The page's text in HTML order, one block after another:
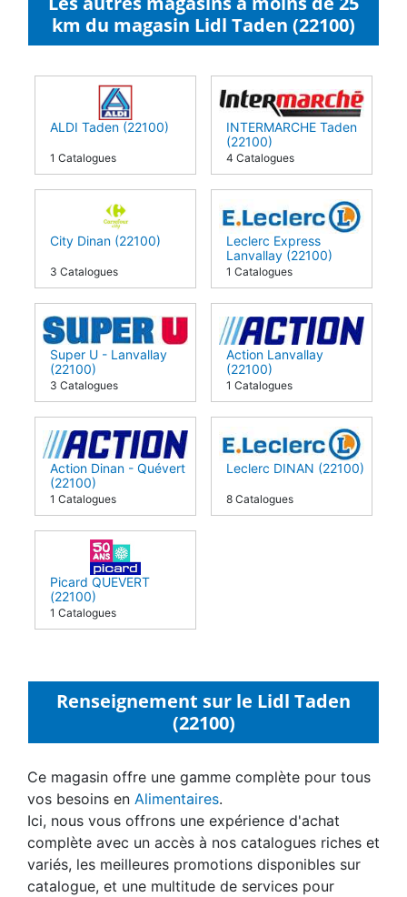
km du magasin Lidl Taden (22100)
ALDI Taden (22100)
1 Catalogues
INTERMARCHE Taden
(22100)
4 Catalogues
City Dinan (22100)
3 Catalogues
Leclerc Express
Lanvallay (22100)
1 Catalogues
Super U - Lanvallay
(22100)
3 Catalogues
Action Lanvallay
(22100)
1 Catalogues
Action Dinan - Quévert
(22100)
1 Catalogues
Leclerc DINAN (22100)
8 Catalogues
Picard QUEVERT
(22100)
1 Catalogues
Renseignement sur le Lidl Taden
(22100)
Ce magasin offre une gamme complète pour tous
vos besoins en Alimentaires.
Ici, nous vous offrons une expérience d'achat
complète avec un accès à nos catalogues riches et
variés, les meilleures promotions disponibles sur
catalogue, et une multitude de services pour